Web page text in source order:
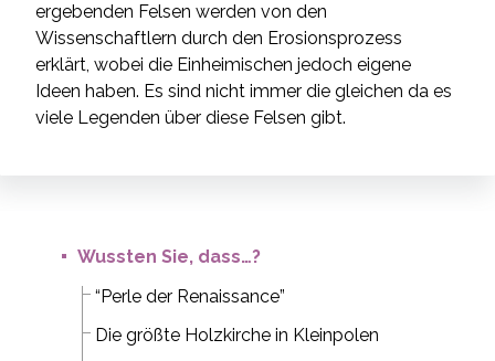
ergebenden Felsen werden von den
Wissenschaftlern durch den Erosionsprozess
erklärt, wobei die Einheimischen jedoch eigene
Ideen haben. Es sind nicht immer die gleichen da es
viele Legenden über diese Felsen gibt.
Wussten Sie, dass…?
“Perle der Renaissance”
Die größte Holzkirche in Kleinpolen